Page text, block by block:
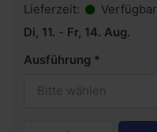
Lieferzeit:
Verfügbar
Di, 11. - Fr, 14. Aug.
Ausführung
Bitte wählen